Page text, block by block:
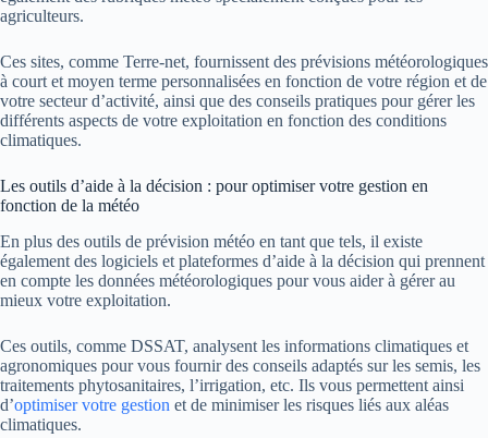
agriculteurs.
Ces sites, comme Terre-net, fournissent des prévisions météorologiques
à court et moyen terme personnalisées en fonction de votre région et de
votre secteur d’activité, ainsi que des conseils pratiques pour gérer les
différents aspects de votre exploitation en fonction des conditions
climatiques.
Les outils d’aide à la décision : pour optimiser votre gestion en
fonction de la météo
En plus des outils de prévision météo en tant que tels, il existe
également des logiciels et plateformes d’aide à la décision qui prennent
en compte les données météorologiques pour vous aider à gérer au
mieux votre exploitation.
Ces outils, comme DSSAT, analysent les informations climatiques et
agronomiques pour vous fournir des conseils adaptés sur les semis, les
traitements phytosanitaires, l’irrigation, etc. Ils vous permettent ainsi
d’optimiser votre gestion et de minimiser les risques liés aux aléas
climatiques.